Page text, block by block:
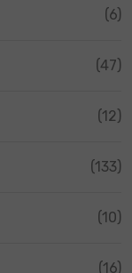
(6)
(47)
(12)
(133)
(10)
(16)